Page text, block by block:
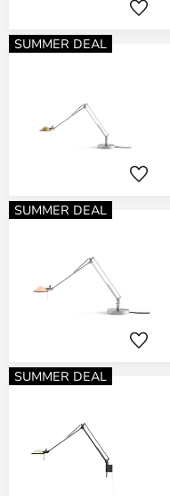
SUMMER DEAL
SUMMER DEAL
SUMMER DEAL